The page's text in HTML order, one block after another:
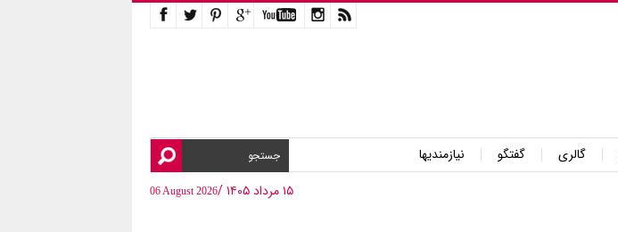
گالری گفتگو
نیازمندیها
۱۵ مرداد ۱۴۰۵ /
06 August 2026